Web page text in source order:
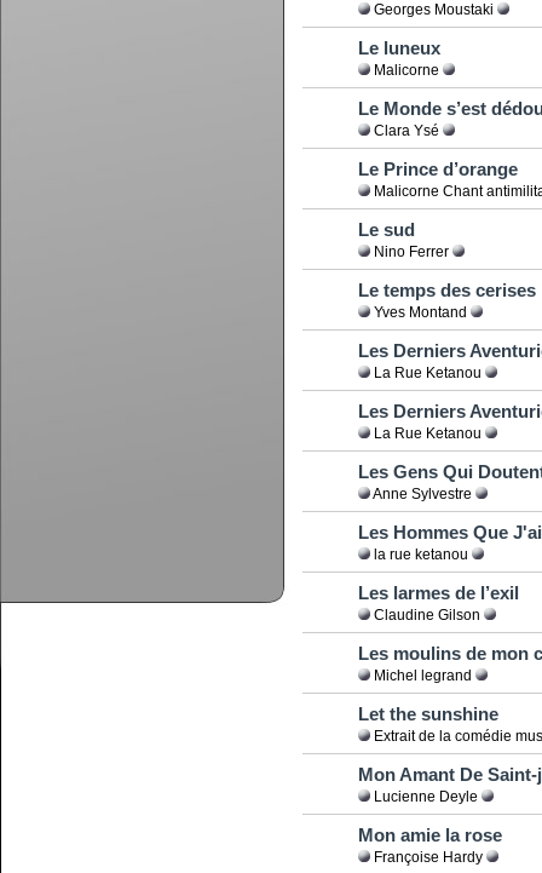
Georges Moustaki
Le luneux
Malicorne
Le Monde s’est
Clara Ysé
Le Prince d’orange
Malicorne Chant
Le sud
Nino Ferrer
Le temps des cerises
Yves Montand
Les Derniers
La Rue Ketanou
Les Derniers
La Rue Ketanou
Les Gens Qui
Anne Sylvestre
Les Hommes Que
la rue ketanou
Les larmes de l’exil
Claudine Gilson
Les moulins de mon
Michel legrand
Let the sunshine
Extrait de la comédie
Mon Amant De Saint-
Lucienne Deyle
Mon amie la rose
Françoise Hardy